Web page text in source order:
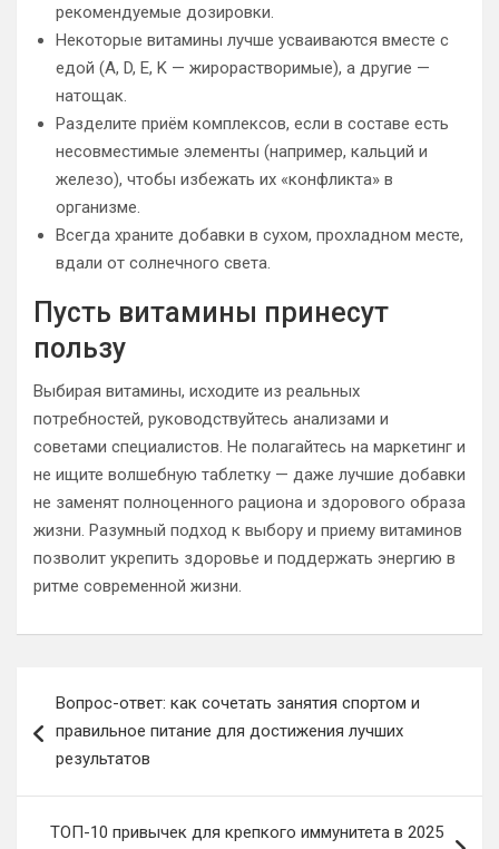
рекомендуемые дозировки.
Некоторые витамины лучше усваиваются вместе с
едой (A, D, E, K — жирорастворимые), а другие —
натощак.
Разделите приём комплексов, если в составе есть
несовместимые элементы (например, кальций и
железо), чтобы избежать их «конфликта» в
организме.
Всегда храните добавки в сухом, прохладном месте,
вдали от солнечного света.
Пусть витамины принесут
пользу
Выбирая витамины, исходите из реальных
потребностей, руководствуйтесь анализами и
советами специалистов. Не полагайтесь на маркетинг и
не ищите волшебную таблетку — даже лучшие добавки
не заменят полноценного рациона и здорового образа
жизни. Разумный подход к выбору и приему витаминов
позволит укрепить здоровье и поддержать энергию в
ритме современной жизни.
по
записям
Вопрос-ответ: как сочетать занятия спортом и
правильное питание для достижения лучших
результатов
ТОП-10 привычек для крепкого иммунитета в 2025